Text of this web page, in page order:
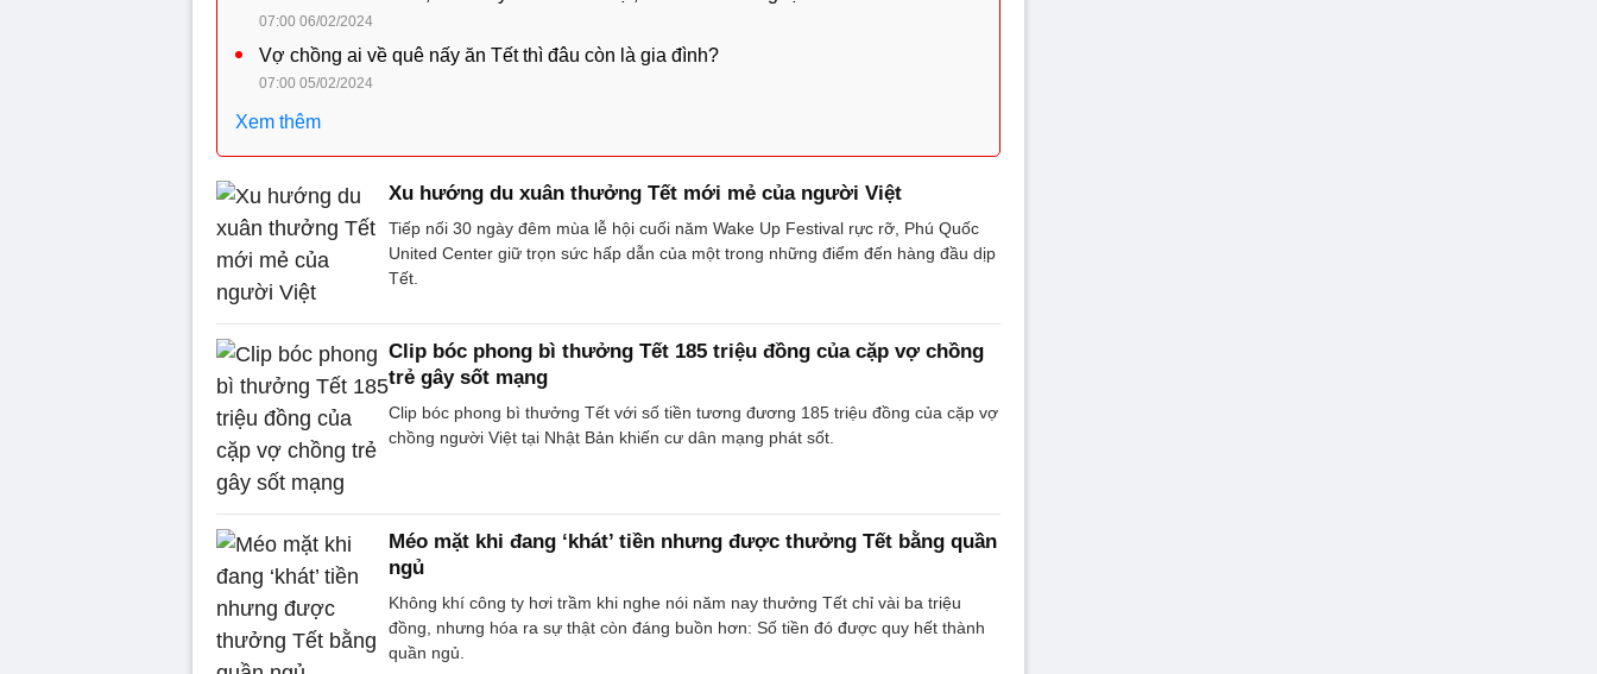
07:00 06/02/2024
Vợ chồng ai về quê nấy ăn Tết thì đâu còn là gia đình?
07:00 05/02/2024
Xem thêm
Xu hướng du xuân thưởng Tết mới mẻ của người Việt
Tiếp nối 30 ngày đêm mùa lễ hội cuối năm Wake Up Festival rực rỡ, Phú Quốc
United Center giữ trọn sức hấp dẫn của một trong những điểm đến hàng đầu dịp
Tết.
Clip bóc phong bì thưởng Tết 185 triệu đồng của cặp vợ chồng
trẻ gây sốt mạng
Clip bóc phong bì thưởng Tết với số tiền tương đương 185 triệu đồng của cặp vợ
chồng người Việt tại Nhật Bản khiến cư dân mạng phát sốt.
Méo mặt khi đang ‘khát’ tiền nhưng được thưởng Tết bằng quần
ngủ
Không khí công ty hơi trầm khi nghe nói năm nay thưởng Tết chỉ vài ba triệu
đồng, nhưng hóa ra sự thật còn đáng buồn hơn: Số tiền đó được quy hết thành
quần ngủ.